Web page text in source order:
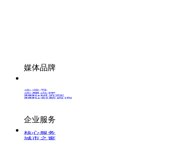
媒体品牌
企业号
企服点评
36Kr研究院
36Kr创新咨询
企业服务
核心服务
城市之窗